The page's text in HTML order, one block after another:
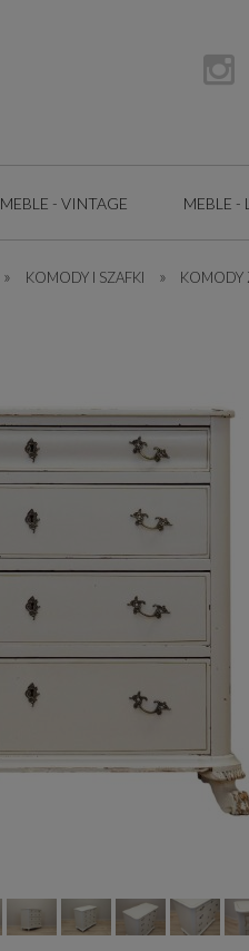
MEBLE - VINTAGE MEBLE -
» KOMODY I SZAFKI » KOMODY